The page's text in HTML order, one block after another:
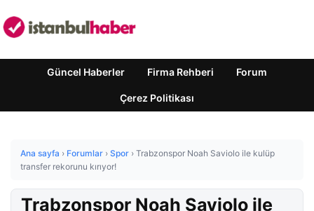
Güncel Haberler Firma Rehberi Forum
Çerez Politikası
Ana sayfa › Forumlar › Spor › Trabzonspor Noah Saviolo ile kulüp
transfer rekorunu kırıyor!
Trabzonspor Noah Saviolo ile